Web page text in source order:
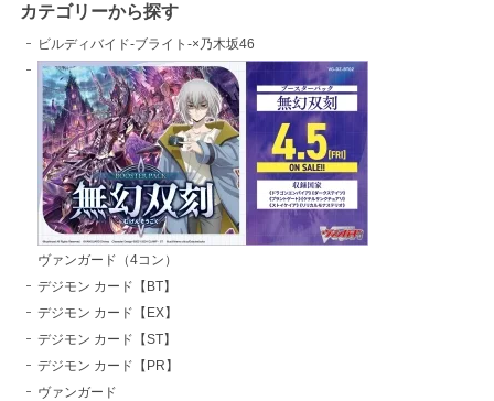
カテゴリーから探す
ビルディバイド-ブライト-×乃木坂46
ヴァンガード（4コン）
デジモン カード【BT】
デジモン カード【EX】
デジモン カード【ST】
デジモン カード【PR】
ヴァンガード